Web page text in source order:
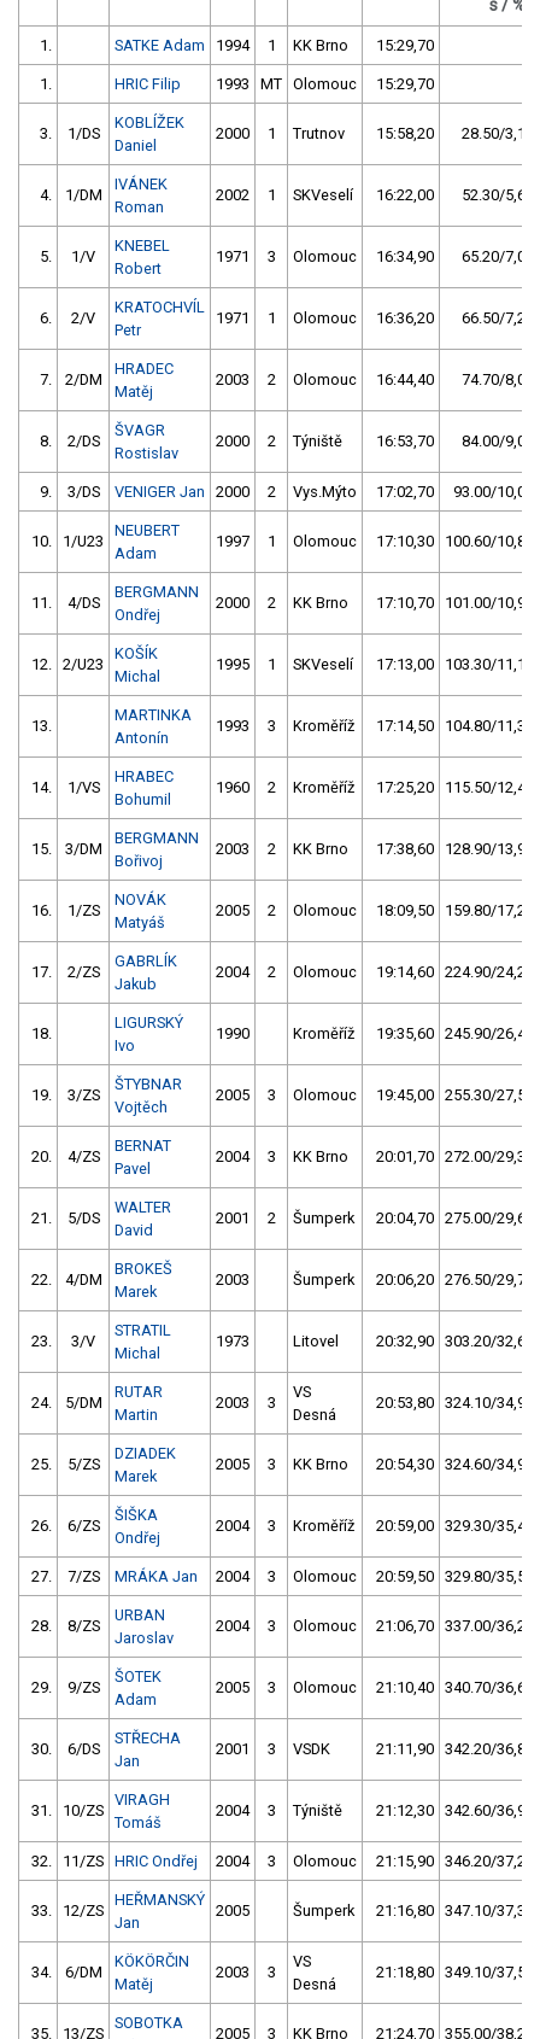
s / %
1. SATKE Adam 1994 1 KK Brno 15:29,70
1. HRIC Filip 1993 MT Olomouc 15:29,70
3. 1/DS
KOBLÍŽEK
Daniel
2000 1 Trutnov 15:58,20 28.50/3,1
4. 1/DM
IVÁNEK
Roman
2002 1 SKVeselí 16:22,00 52.30/5,6
5. 1/V
KNEBEL
Robert
1971 3 Olomouc 16:34,90 65.20/7,0
6. 2/V
KRATOCHVÍL
Petr
1971 1 Olomouc 16:36,20 66.50/7,2
7. 2/DM
HRADEC
Matěj
2003 2 Olomouc 16:44,40 74.70/8,0
8. 2/DS
ŠVAGR
Rostislav
2000 2 Týniště 16:53,70 84.00/9,0
9. 3/DS VENIGER Jan 2000 2 Vys.Mýto 17:02,70 93.00/10,0
10. 1/U23
NEUBERT
Adam
1997 1 Olomouc 17:10,30 100.60/10,8
11. 4/DS
BERGMANN
Ondřej
2000 2 KK Brno 17:10,70 101.00/10,9
12. 2/U23
KOŠÍK
Michal
1995 1 SKVeselí 17:13,00 103.30/11,1
13.
MARTINKA
Antonín
1993 3 Kroměříž 17:14,50 104.80/11,3
14. 1/VS
HRABEC
Bohumil
1960 2 Kroměříž 17:25,20 115.50/12,4
15. 3/DM
BERGMANN
Bořivoj
2003 2 KK Brno 17:38,60 128.90/13,9
16. 1/ZS
NOVÁK
Matyáš
2005 2 Olomouc 18:09,50 159.80/17,2
17. 2/ZS
GABRLÍK
Jakub
2004 2 Olomouc 19:14,60 224.90/24,2
18.
LIGURSKÝ
Ivo
1990 Kroměříž 19:35,60 245.90/26,4
19. 3/ZS
ŠTYBNAR
Vojtěch
2005 3 Olomouc 19:45,00 255.30/27,5
20. 4/ZS
BERNAT
Pavel
2004 3 KK Brno 20:01,70 272.00/29,3
21. 5/DS
WALTER
David
2001 2 Šumperk 20:04,70 275.00/29,6
22. 4/DM
BROKEŠ
Marek
2003 Šumperk 20:06,20 276.50/29,7
23. 3/V
STRATIL
Michal
1973 Litovel 20:32,90 303.20/32,6
24. 5/DM
RUTAR
Martin
2003 3
VS
Desná
20:53,80 324.10/34,9
25. 5/ZS
DZIADEK
Marek
2005 3 KK Brno 20:54,30 324.60/34,9
26. 6/ZS
ŠIŠKA
Ondřej
2004 3 Kroměříž 20:59,00 329.30/35,4
27. 7/ZS MRÁKA Jan 2004 3 Olomouc 20:59,50 329.80/35,5
28. 8/ZS
URBAN
Jaroslav
2004 3 Olomouc 21:06,70 337.00/36,2
29. 9/ZS
ŠOTEK
Adam
2005 3 Olomouc 21:10,40 340.70/36,6
30. 6/DS
STŘECHA
Jan
2001 3 VSDK 21:11,90 342.20/36,8
31. 10/ZS
VIRAGH
Tomáš
2004 3 Týniště 21:12,30 342.60/36,9
32. 11/ZS HRIC Ondřej 2004 3 Olomouc 21:15,90 346.20/37,2
33. 12/ZS
HEŘMANSKÝ
Jan
2005 Šumperk 21:16,80 347.10/37,3
34. 6/DM
KÖKÖRČIN
Matěj
2003 3
VS
Desná
21:18,80 349.10/37,5
35. 13/ZS
SOBOTKA
2005 3 KK Brno 21:24,70 355.00/38,2